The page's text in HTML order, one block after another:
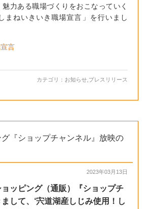
力ある職場づくりをおこなっていく
まねいきいき職場宣言」を行いまし
言
カテゴリ： お知らせ,プレスリリース
『ショップチャンネル』放映の
2023年03月13日
ッピング（通販）『ショップチ
して、‘宍道湖産しじみ使用！し